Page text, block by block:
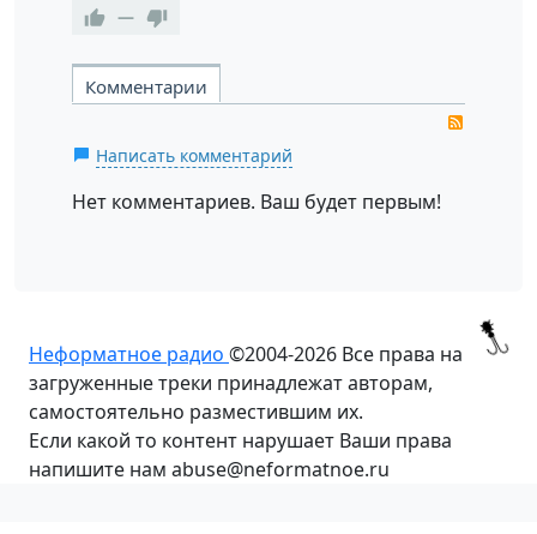
—
Комментарии
Написать комментарий
Нет комментариев. Ваш будет первым!
Неформатное радио ©2004-2026 Все права на
загруженные треки принадлежат авторам,
самостоятельно разместившим их.
Если какой то контент нарушает Ваши права
напишите нам abuse@neformatnoe.ru